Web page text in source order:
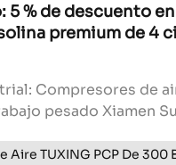
% de descuento en
premium de 4
Compresores de
pesado Xiamen
profesional con un
Aire TUXING PCP De 300